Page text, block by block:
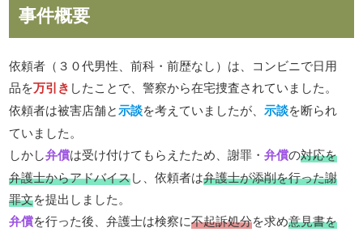
事件概要
依頼者（３０代男性、前科・前歴なし）は、コンビニで日用
品を万引き したことで、警察から在宅捜査されていました。
依頼者は被害店舗と示談を考えていましたが、示談を断られ
ていました。
しかし弁償は受け付けてもらえたため、謝罪・弁償の対応を
弁護士からアドバイスし、依頼者は弁護士が添削を行った謝
罪文を提出しました。
弁償を行った後、弁護士は検察に不起訴処分を求め意見書を